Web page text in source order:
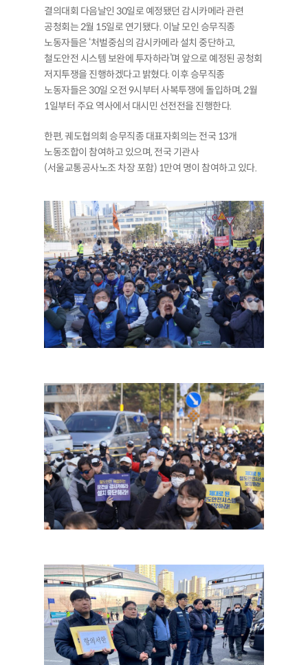
결의대회 다음날인 30일로 예정됐던 감시카메라 관련
공청회는 2월 15일로 연기됐다. 이날 모인 승무직종
노동자들은 ‘처벌중심의 감시카메라 설치 중단하고,
철도안전 시스템 보완에 투자하라’며 앞으로 예정된 공청회
저지투쟁을 진행하겠다고 밝혔다. 이후 승무직종
노동자들은 30일 오전 9시부터 사복투쟁에 돌입하며, 2월
1일부터 주요 역사에서 대시민 선전전을 진행한다.
한편, 궤도협의회 승무직종 대표자회의는 전국 13개
노동조합이 참여하고 있으며, 전국 기관사
(서울교통공사노조 차장 포함) 1만여 명이 참여하고 있다.